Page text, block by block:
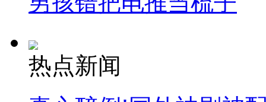
热点新闻